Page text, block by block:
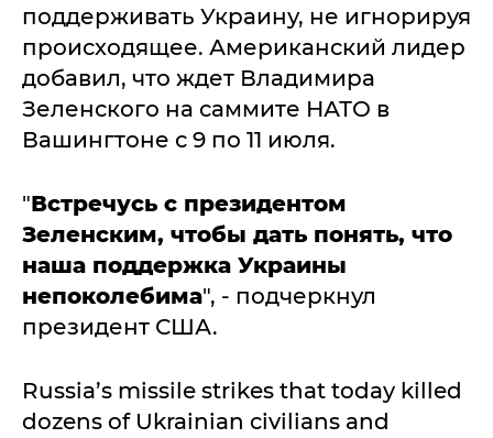
поддерживать Украину, не игнорируя
происходящее. Американский лидер
добавил, что ждет Владимира
Зеленского на саммите НАТО в
Вашингтоне с 9 по 11 июля.
"Встречусь с президентом
Зеленским, чтобы дать понять, что
наша поддержка Украины
непоколебима", - подчеркнул
президент США.
Russia’s missile strikes that today killed
dozens of Ukrainian civilians and